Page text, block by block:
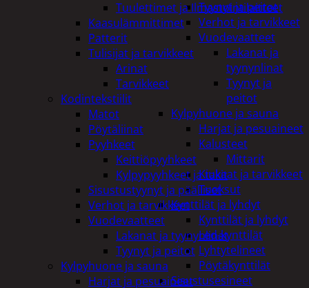
Tyynyt ja peitot
Verhot ja tarvikkeet
Vuodevaatteet
Lakanat ja
tyynynlinat
Tyynyt ja
peitot
Kylpyhuone ja sauna
Harjat ja pesuaineet
Kalusteet
Mittarit
Kiukaat ja tarvikkeet
Tuoksut
Kynttilät ja lyhdyt
Kynttilät ja lyhdyt
Led-kynttilät
Lyhtytelineet
Pöytäkynttilät
Sisustusesineet
Tuulettimet ja Ilmastointilaitteet
Kaasulämmittimet
Patterit
Tulisijat ja tarvikkeet
Arinat
Tarvikkeet
Kodintekstiilit
Matot
Pöytäliinat
Pyyhkeet
Keittiöpyyhkeet
Kylpypyyhkeet ja takit
Sisustustyynyt ja päälliset
Verhot ja tarvikkeet
Vuodevaatteet
Lakanat ja tyynynlinat
Tyynyt ja peitot
Kylpyhuone ja sauna
Harjat ja pesuaineet